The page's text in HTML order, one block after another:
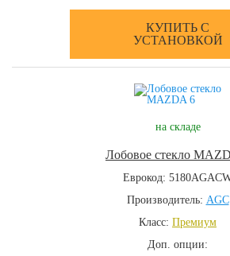
КУПИТЬ С
УСТАНОВКОЙ
на складе
Лобовое стекло
Еврокод:
Производитель: AGC
Класс: Премиум
Доп. опции: